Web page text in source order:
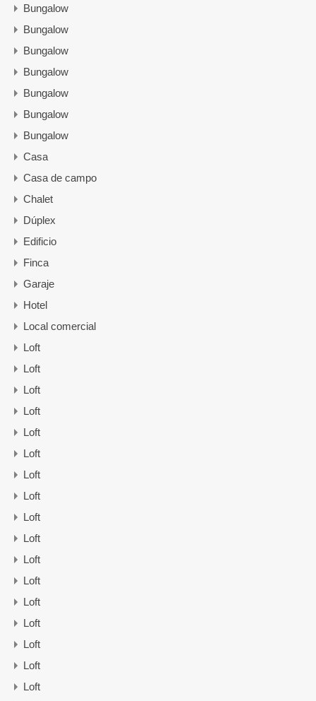
Bungalow
Bungalow
Bungalow
Bungalow
Bungalow
Bungalow
Bungalow
Casa
Casa de campo
Chalet
Dúplex
Edificio
Finca
Garaje
Hotel
Local comercial
Loft
Loft
Loft
Loft
Loft
Loft
Loft
Loft
Loft
Loft
Loft
Loft
Loft
Loft
Loft
Loft
Loft